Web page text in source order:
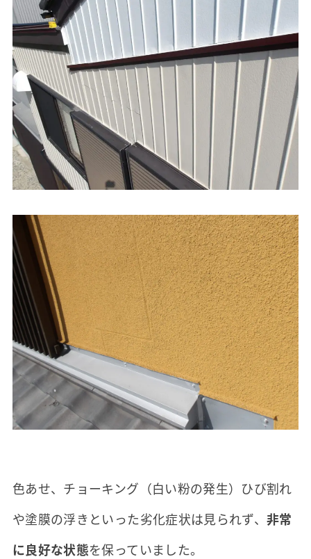
色あせ、チョーキング（白い粉の発生）ひび割れ
や塗膜の浮きといった劣化症状は見られず、非常
に良好な状態を保っていました。